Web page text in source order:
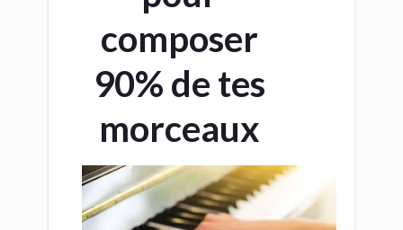
composer
90% de tes
morceaux